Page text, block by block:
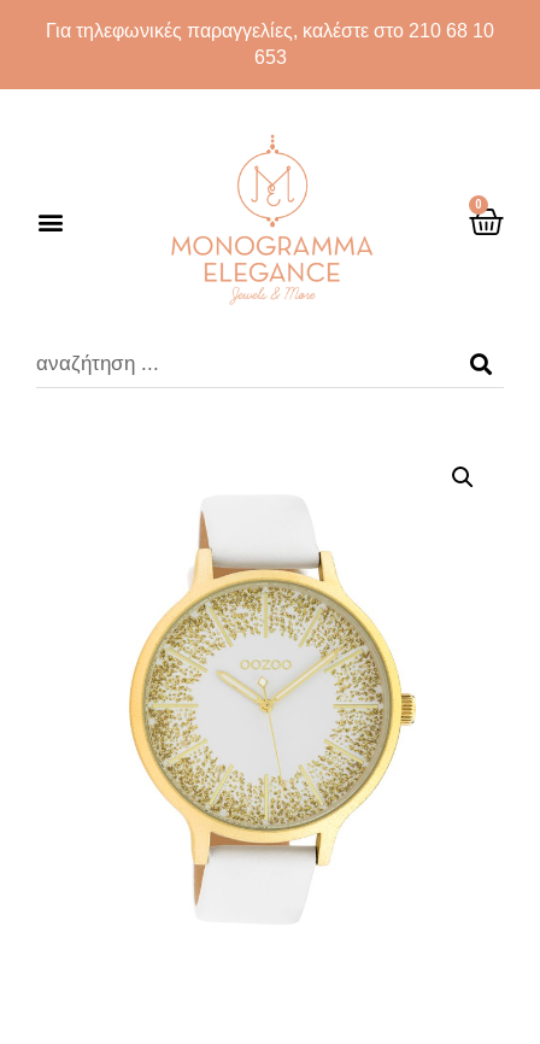
Για τηλεφωνικές παραγγελίες, καλέστε στο 210 68 10
653
0